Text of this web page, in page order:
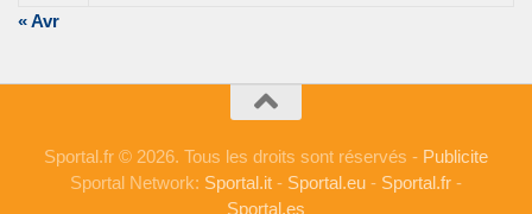
« Avr
Sportal.fr © 2026. Tous les droits sont réservés - Publicite
Sportal Network: Sportal.it - Sportal.eu - Sportal.fr -
Sportal.es